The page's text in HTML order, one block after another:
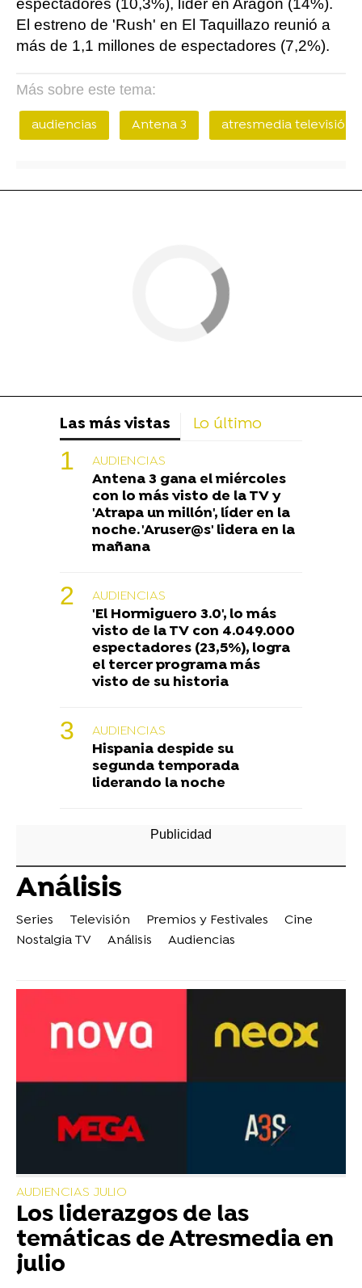
espectadores (10,3%), líder en Aragón (14%).
El estreno de 'Rush' en El Taquillazo reunió a
más de 1,1 millones de espectadores (7,2%).
Más sobre este tema:
audiencias Antena 3 atresmedia televisión
Las más vistas Lo último
AUDIENCIAS
Antena 3 gana el miércoles
con lo más visto de la TV y
'Atrapa un millón', líder en la
noche. 'Aruser@s' lidera en la
mañana
AUDIENCIAS
'El Hormiguero 3.0', lo más
visto de la TV con 4.049.000
espectadores (23,5%), logra
el tercer programa más
visto de su historia
AUDIENCIAS
Hispania despide su
segunda temporada
liderando la noche
Análisis
Series Televisión Premios y Festivales
Cine
Nostalgia TV
Análisis Audiencias
AUDIENCIAS JULIO
Los liderazgos de las
temáticas de Atresmedia en
julio